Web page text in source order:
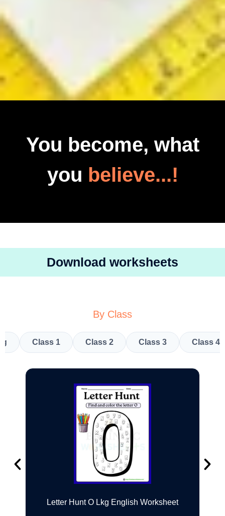
You become, what
you believe...!
Download worksheets
By Class
Class 1 Class 2 Class 3 Class 4
Letter Hunt O Lkg English Worksheet